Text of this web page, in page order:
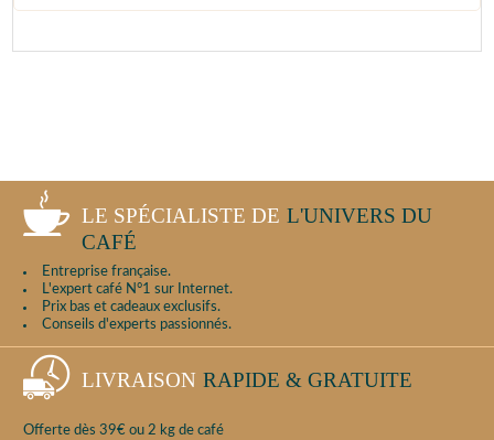
LE SPÉCIALISTE DE L'UNIVERS DU
CAFÉ
Entreprise française.
L'expert café N°1 sur Internet.
Prix bas et cadeaux exclusifs.
Conseils d'experts passionnés.
LIVRAISON RAPIDE & GRATUITE
Offerte dès 39€ ou 2 kg de café